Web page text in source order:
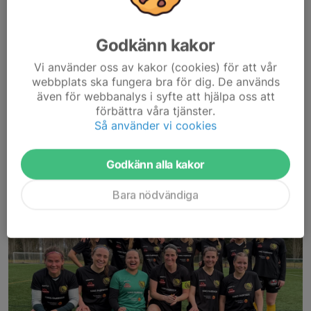
Tolleredsskolans inomhushall mellan klockan 11-12 på
söndagar. När våren är här går vi ut på någon av gräsplanerna
och leker. Har du en barn, flicka som...
Läs mer
Häng på kommunens bästa damlag!
25 feb, 19:49
Godkänn kakor
Vi använder oss av kakor (cookies) för att vår
webbplats ska fungera bra för dig. De används
även för webbanalys i syfte att hjälpa oss att
förbättra våra tjänster.
Så använder vi cookies
Godkänn alla kakor
Bara nödvändiga